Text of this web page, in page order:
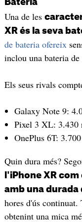
Bateria
Una de les
XR és la seva
de bateria ofereix
inclou una bateria
Els seus rivals
Galaxy Note 9:
Pixel 3 XL: 3.430
OnePlus 6T:
Quin dura més?
l'iPhone XR
amb una durada
hores d'ús continuat.
obtenint una mica